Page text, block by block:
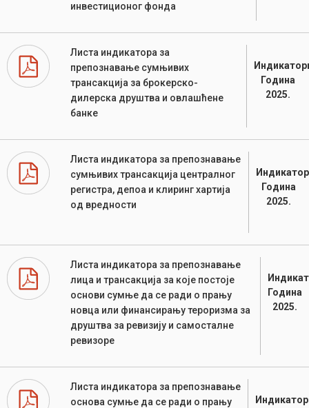
инвестиционог фонда
Листа индикатора за
препознавање сумњивих
трансакција за брокерско-
дилерска друштва и овлашћене
банке
Година
2025.
Листа индикатора за препознавање
сумњивих трансакција централног
регистра, депоа и клиринг хартија
од вредности
Година
2025.
Листа индикатора за препознавање
лица и трансакција за које постоје
основи сумње да се ради о прању
новца или финансирању тероризма за
друштва за ревизију и самосталне
ревизоре
Година
2025.
Листа индикатора за препознавање
основа сумње да се ради о прању